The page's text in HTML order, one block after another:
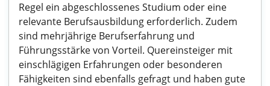
Regel ein abgeschlossenes Studium oder eine
relevante Berufsausbildung erforderlich. Zudem
sind mehrjährige Berufserfahrung und
Führungsstärke von Vorteil. Quereinsteiger mit
einschlägigen Erfahrungen oder besonderen
Fähigkeiten sind ebenfalls gefragt und haben gute